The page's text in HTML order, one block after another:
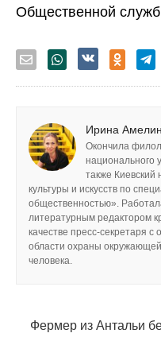
Общественной
Ирина
Окончила
национального
также Киевский
культуры и искусств по
общественностью».
литературным редактором
качестве пресс-секретаря
области охраны
человека.
Фермер из Антальи